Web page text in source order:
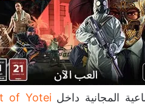
Ghost of Yotei